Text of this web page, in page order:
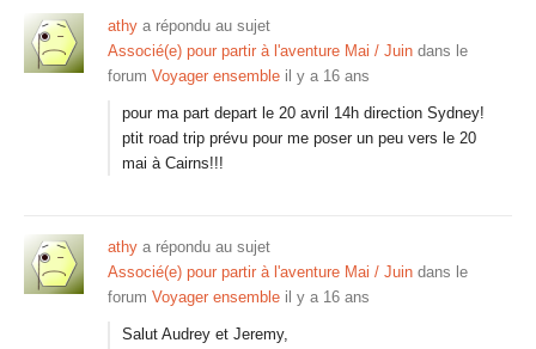
athy a répondu au sujet
Associé(e) pour partir à l'aventure Mai / Juin dans le
forum Voyager ensemble il y a 16 ans
pour ma part depart le 20 avril 14h direction Sydney!
ptit road trip prévu pour me poser un peu vers le 20
mai à Cairns!!!
athy a répondu au sujet
Associé(e) pour partir à l'aventure Mai / Juin dans le
forum Voyager ensemble il y a 16 ans
Salut Audrey et Jeremy,